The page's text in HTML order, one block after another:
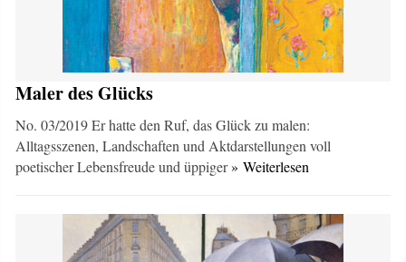
Maler des Glücks
No. 03/2019 Er hatte den Ruf, das Glück zu malen:
Alltagsszenen, Landschaften und Aktdarstellungen voll
poetischer Lebensfreude und üppiger» Weiterlesen